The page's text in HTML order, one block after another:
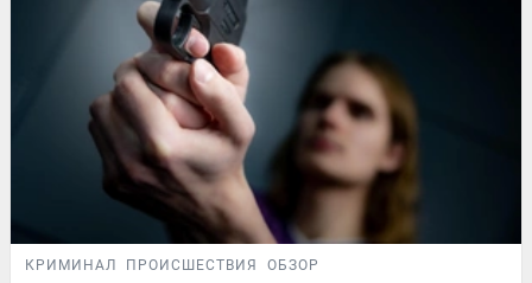
КРИМИНАЛ ПРОИСШЕСТВИЯ ОБЗОР